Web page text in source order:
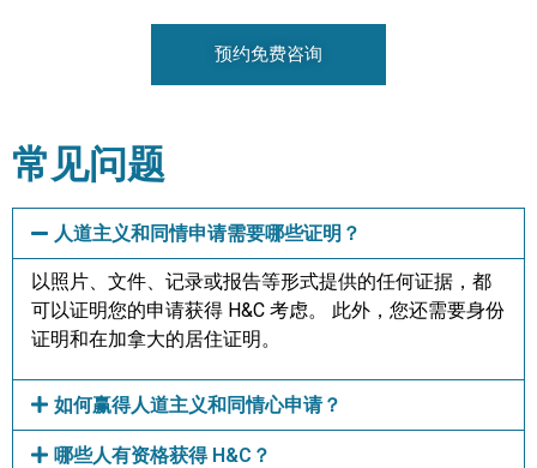
预约免费咨询
常见问题
人道主义和同情申请需要哪些证明？
以照片、文件、记录或报告等形式提供的任何证据，都
可以证明您的申请获得 H&C 考虑。 此外，您还需要身份
证明和在加拿大的居住证明。
如何赢得人道主义和同情心申请？
哪些人有资格获得 H&C？